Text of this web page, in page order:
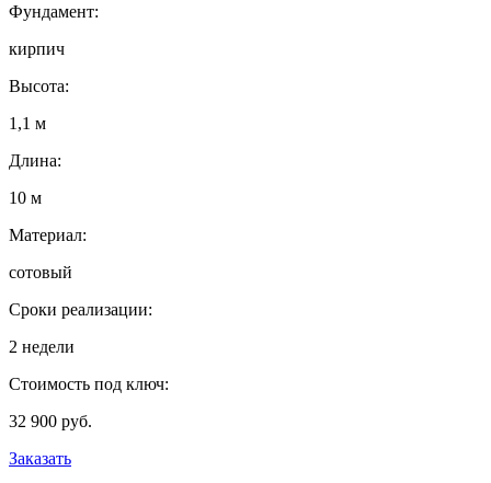
Фундамент:
кирпич
Высота:
1,1 м
Длина:
10 м
Материал:
сотовый
Сроки реализации:
2 недели
Стоимость под ключ:
32 900 руб.
Заказать